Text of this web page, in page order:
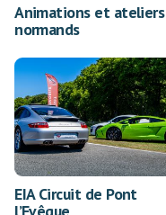
Animations et ateliers
normands
EIA Circuit de Pont
l’Evêque